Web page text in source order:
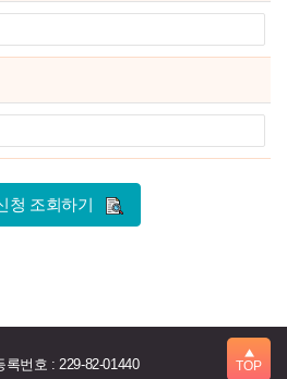
청 조회하기
록번호 : 229-82-01440
▲
TOP